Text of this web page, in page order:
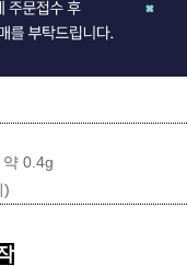
0.4g
)